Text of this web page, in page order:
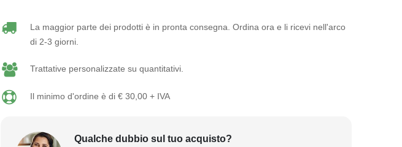
La maggior parte dei prodotti è in pronta consegna. Ordina ora e li ricevi nell'arco
di 2-3 giorni.
Trattative personalizzate su quantitativi.
Il minimo d'ordine è di € 30,00 + IVA
Qualche dubbio sul tuo acquisto?